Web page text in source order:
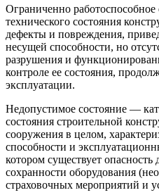
Ограниченно
технического состояния
дефекты и повреждения,
несущей способности, но
разрушения и
контроле ее состояния,
эксплуатации.
Недопустимое состояние —
состояния строительной
сооружения в целом,
способности и
котором существует
сохранности оборудования
страховочных мероприятий и